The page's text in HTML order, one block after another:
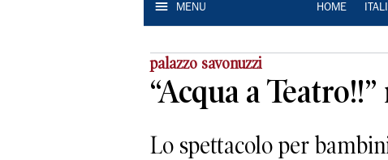
MENU HOME
palazzo savonuzzi
“Acqua a
Lo spettacolo per